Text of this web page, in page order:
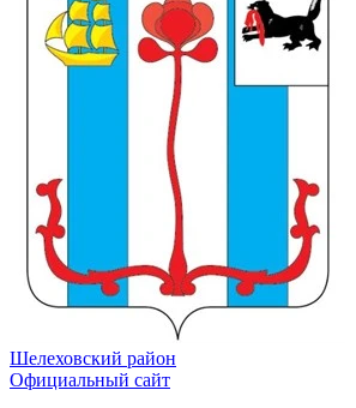
Шелеховский район
Официальный сайт